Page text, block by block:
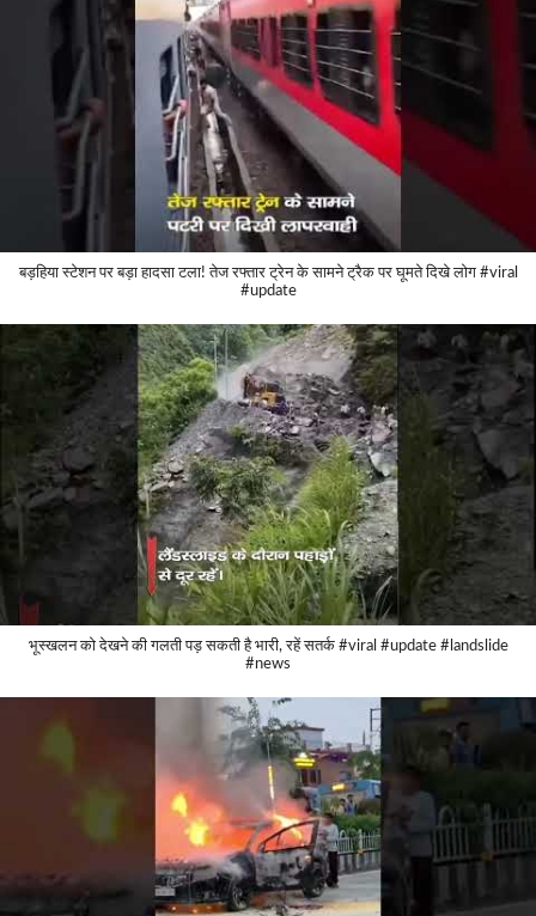
बड़हिया स्टेशन पर बड़ा हादसा टला! तेज रफ्तार ट्रेन के सामने ट्रैक पर घूमते दिखे लोग #viral
#update
भूस्खलन को देखने की गलती पड़ सकती है भारी, रहें सतर्क #viral #update #landslide
#news